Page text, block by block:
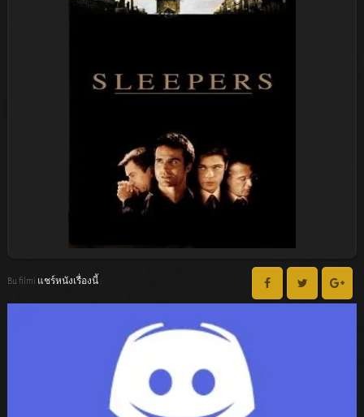
Bu filmi แชร์หนังเรื่องนี้ :